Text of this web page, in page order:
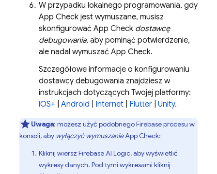
W przypadku lokalnego programowania, gdy
App Check jest wymuszane, musisz
skonfigurować App Check dostawcę
debugowania, aby pominąć potwierdzenie,
ale nadal wymuszać App Check.
Szczegółowe informacje o konfigurowaniu
dostawcy debugowania znajdziesz w
instrukcjach dotyczących Twojej platformy:
iOS+
Android Internet Flutter Unity.
Uwaga: możesz użyć podobnegoFirebaseprocesu w
konsoli, aby wyłączyć wymuszanieApp Check:
Kliknij wiersz Firebase AI Logic, aby wyświetlić
wykresy danych. Pod tymi wykresami kliknij